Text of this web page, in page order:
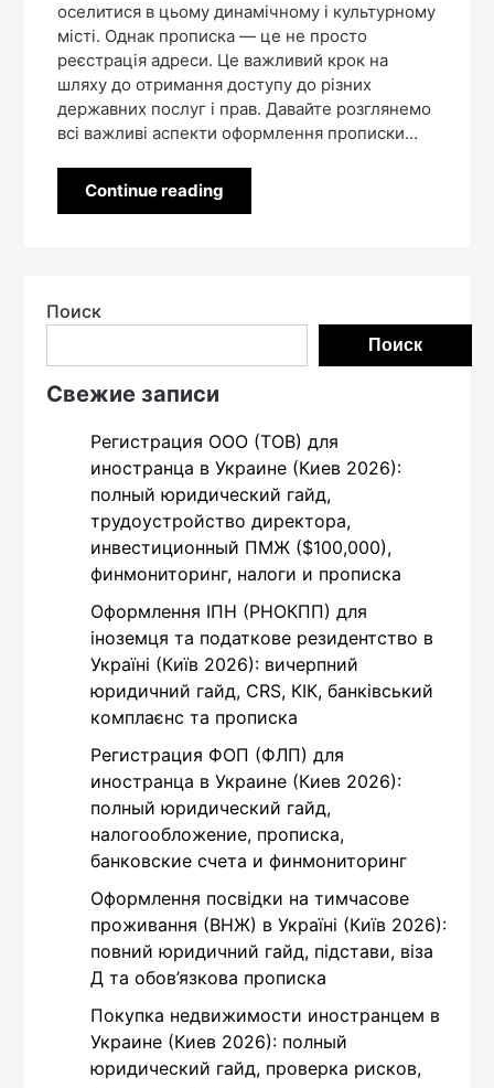
оселитися в цьому динамічному і культурному
місті. Однак прописка — це не просто
реєстрація адреси. Це важливий крок на
шляху до отримання доступу до різних
державних послуг і прав. Давайте розглянемо
всі важливі аспекти оформлення прописки…
Continue reading
Поиск
Поиск
Свежие записи
Регистрация ООО (ТОВ) для
иностранца в Украине (Киев 2026):
полный юридический гайд,
трудоустройство директора,
инвестиционный ПМЖ ($100,000),
финмониторинг, налоги и прописка
Оформлення ІПН (РНОКПП) для
іноземця та податкове резидентство в
Україні (Київ 2026): вичерпний
юридичний гайд, CRS, КІК, банківський
комплаєнс та прописка
Регистрация ФОП (ФЛП) для
иностранца в Украине (Киев 2026):
полный юридический гайд,
налогообложение, прописка,
банковские счета и финмониторинг
Оформлення посвідки на тимчасове
проживання (ВНЖ) в Україні (Київ 2026):
повний юридичний гайд, підстави, віза
Д та обов’язкова прописка
Покупка недвижимости иностранцем в
Украине (Киев 2026): полный
юридический гайд, проверка рисков,